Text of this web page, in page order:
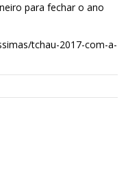
para fechar o ano
tchau-2017-com-a-